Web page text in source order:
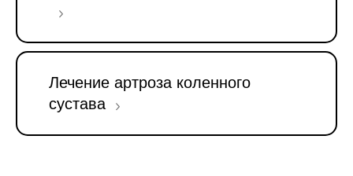
Лечение артроза коленного
сустава